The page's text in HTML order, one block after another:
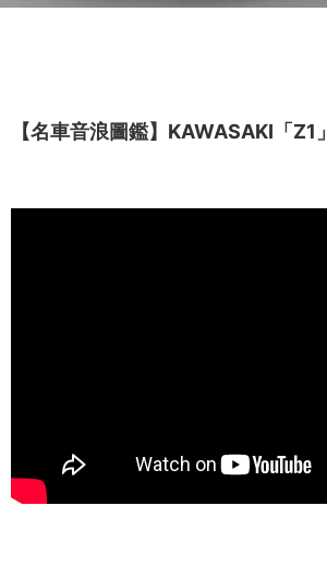
【名車音浪圖鑑】KAWASAKI「Z1」